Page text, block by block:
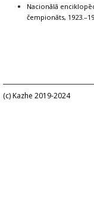
Nacionālā
čempionāts,
(c) Kazhe 2019-2024